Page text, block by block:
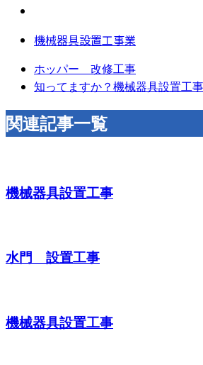
機械器具設置工事業
ホッパー 改修工事
知ってますか？機械器具設置工
関連記事一覧
機械器具設置工事
水門 設置工事
機械器具設置工事